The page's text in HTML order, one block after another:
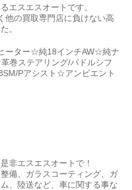
エスエスオートです。
の買取専門店に負けない高
。
ーター☆純18インチAW☆純ナ
巻ステアリング/パドルシフ
Pアシスト☆アンビエント
非エスエスオートで！
備、ガラスコーティング、ガ
、陸送など、車に関する事な